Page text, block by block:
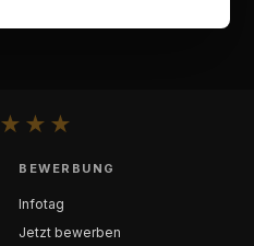
★ ★ ★
BEWERBUNG
Infotag
Jetzt bewerben